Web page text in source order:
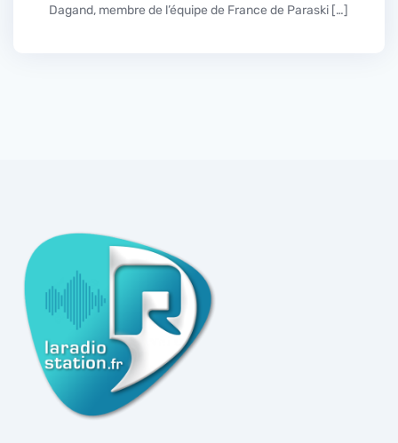
Dagand, membre de l’équipe de France de Paraski […]